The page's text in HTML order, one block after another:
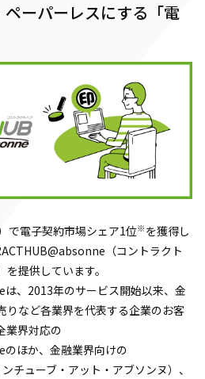
ーパーレスにする「電
で電子契約市場シェア1位※ を獲得し
（コントラクト
提供しています。
、2013年のサービス開始以来、金
りなど各業界を代表する企業のお客
業界対応の
ほか、金融業界向けの
チューブ・アット・アブソンヌ）、